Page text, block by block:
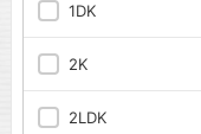
1DK
2K
2LDK